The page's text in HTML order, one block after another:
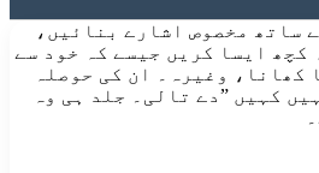
ساتھ مخصوص اشارے بنائیں،
کچھ ایسا کریں جیسے کہ خود سے
کھانا، وغیرہ۔ ان کی حوصلہ
کہیں ”دے تالی۔ جلد ہی وہ